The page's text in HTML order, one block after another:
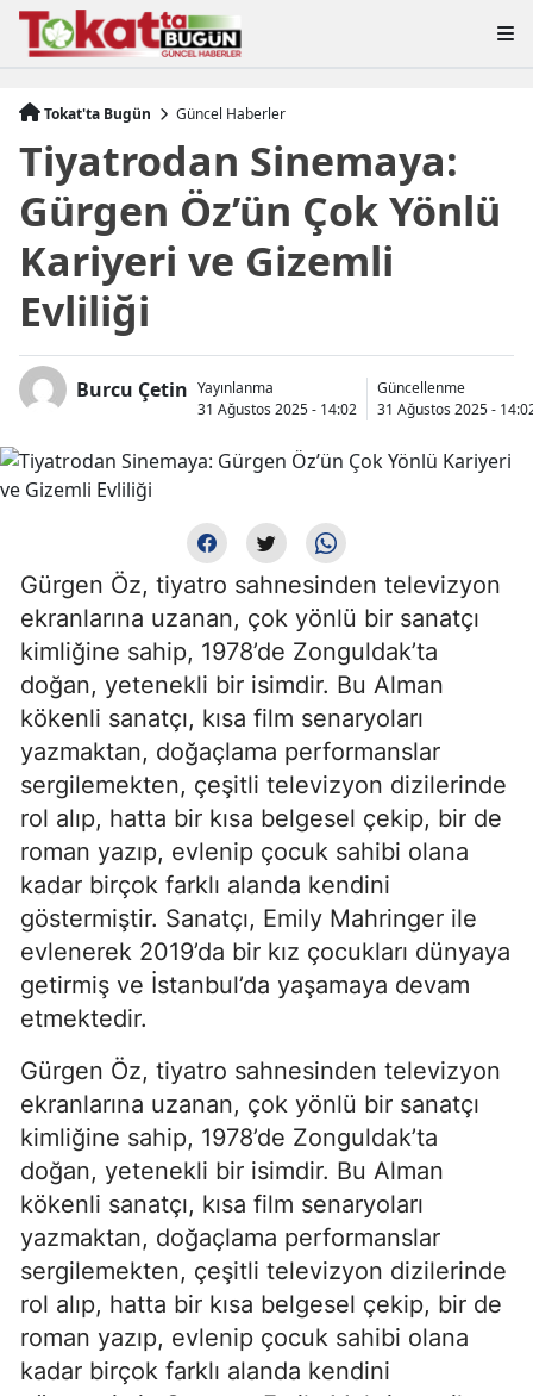
Tokat'ta Bugün Güncel Haberler
Tiyatrodan Sinemaya:
Gürgen Öz’ün Çok Yönlü
Kariyeri ve Gizemli
Evliliği
Burcu Çetin Yayınlanma
31 Ağustos 2025 - 14:02
Güncellenme
31 Ağustos 2025 -
Gürgen Öz, tiyatro sahnesinden televizyon
ekranlarına uzanan, çok yönlü bir sanatçı
kimliğine sahip, 1978’de Zonguldak’ta
doğan, yetenekli bir isimdir. Bu Alman
kökenli sanatçı, kısa film senaryoları
yazmaktan, doğaçlama performanslar
sergilemekten, çeşitli televizyon dizilerinde
rol alıp, hatta bir kısa belgesel çekip, bir de
roman yazıp, evlenip çocuk sahibi olana
kadar birçok farklı alanda kendini
göstermiştir. Sanatçı, Emily Mahringer ile
evlenerek 2019’da bir kız çocukları dünyaya
getirmiş ve İstanbul’da yaşamaya devam
etmektedir.
Gürgen Öz, tiyatro sahnesinden televizyon
ekranlarına uzanan, çok yönlü bir sanatçı
kimliğine sahip, 1978’de Zonguldak’ta
doğan, yetenekli bir isimdir. Bu Alman
kökenli sanatçı, kısa film senaryoları
yazmaktan, doğaçlama performanslar
sergilemekten, çeşitli televizyon dizilerinde
rol alıp, hatta bir kısa belgesel çekip, bir de
roman yazıp, evlenip çocuk sahibi olana
kadar birçok farklı alanda kendini